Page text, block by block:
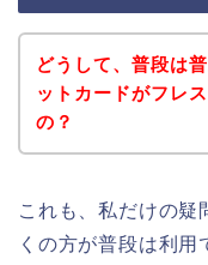
どうして、普段は
ットカードがフレ
の？
これも、私だけの疑
くの方が普段は利用